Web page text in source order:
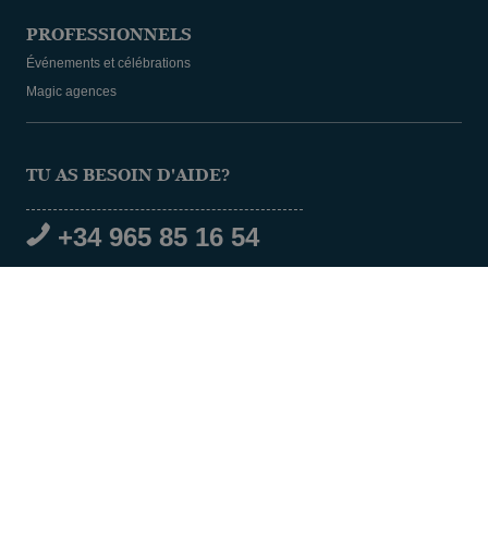
PROFESSIONNELS
Événements et célébrations
Magic agences
TU AS BESOIN D'AIDE?
+34 965 85 16 54